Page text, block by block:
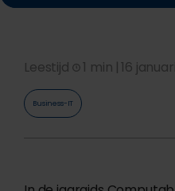
Leestijd 1 min |16
Business-IT